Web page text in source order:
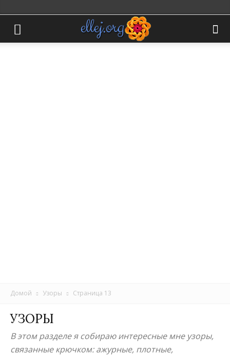
Домой Узоры Страница 13
УЗОРЫ
В этом разделе я собираю интересные мне узоры,
связанные крючком: ажурные, плотные,